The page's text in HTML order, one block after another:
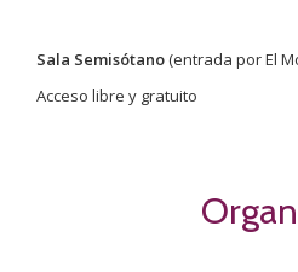
Sala Semisótano(entrada por El
Acceso libre y gratuito